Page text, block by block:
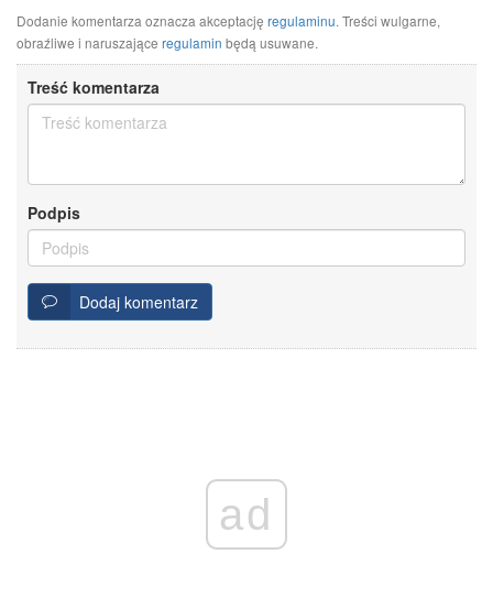
Dodanie komentarza oznacza akceptację regulaminu. Treści wulgarne,
obraźliwe i naruszające regulamin będą usuwane.
Treść komentarza
Podpis
Dodaj komentarz
ad